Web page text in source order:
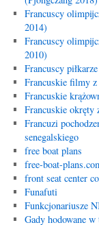
Francuscy
2014)
Francuscy
2010)
Francuscy piłkarze
Francuskie filmy
Francuskie
Francuskie okręty
Francuzi
senegalskiego
free boat plans
free-boat-
front seat center
Funafuti
Funkcjonariusze
Gady hodowane w